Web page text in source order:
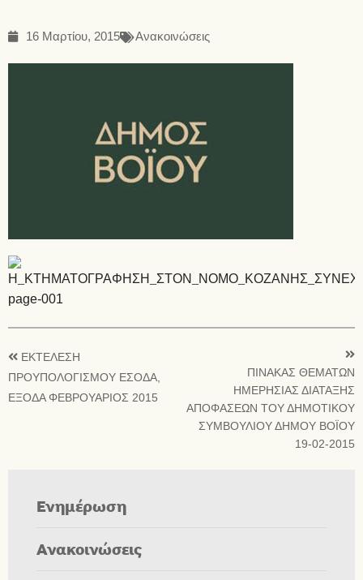
16 Μαρτίου, 2015 Ανακοινώσεις
ΕΚΤΕΛΕΣΗ
ΠΡΟΥΠΟΛΟΓΙΣΜΟΥ ΕΣΟΔΑ,
ΕΞΟΔΑ ΦΕΒΡΟΥΑΡΙΟΣ 2015
ΠΙΝΑΚΑΣ ΘΕΜΑΤΩΝ
ΗΜΕΡΗΣΙΑΣ ΔΙΑΤΑΞΗΣ
ΑΠΟΦΑΣΕΩΝ ΤΟΥ ΔΗΜΟΤΙΚΟΥ
ΣΥΜΒΟΥΛΙΟΥ ΔΗΜΟΥ ΒΟΪΟΥ
19-02-2015
Ενημέρωση
Ανακοινώσεις